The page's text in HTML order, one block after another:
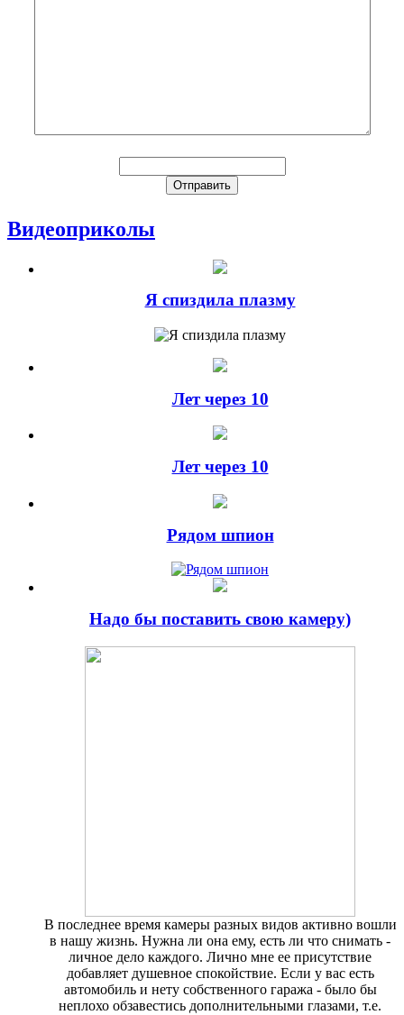
Видеоприколы
Я спиздила плазму
Лет через 10
Лет через 10
Рядом шпион
Надо бы поставить свою камеру)
В последнее время камеры разных видов активно вошли
в нашу жизнь. Нужна ли она ему, есть ли что снимать -
личное дело каждого. Лично мне ее присутствие
добавляет душевное спокойствие. Если у вас есть
автомобиль и нету собственного гаража - было бы
неплохо обзавестись дополнительными глазами, т.е.